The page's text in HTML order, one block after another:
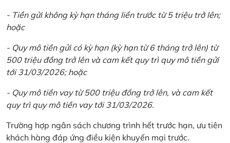
- Tiền gửi không kỳ hạn tháng liền trước từ 5 triệu trở lên;
hoặc
- Quy mô tiền gửi có kỳ hạn (kỳ hạn từ 6 tháng trở lên) từ
500 triệu đồng trở lên và cam kết quy trì quy mô tiền gửi
tới 31/03/2026; hoặc
- Quy mô tiền vay từ 500 triệu đồng trở lên, và cam kết
quy trì quy mô tiền vay tới 31/03/2026.
Trường hợp ngân sách chương trình hết trước hạn, ưu tiên
khách hàng đáp ứng điều kiện khuyến mại trước.